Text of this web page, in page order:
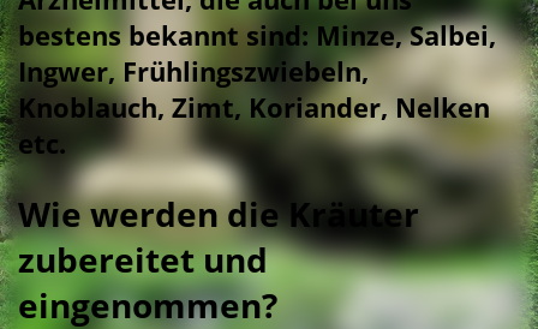
bestens bekannt sind: Minze, Salbei,
Ingwer, Frühlingszwiebeln,
Knoblauch, Zimt, Koriander, Nelken
etc.
Wie werden die Kräuter
zubereitet und
eingenommen?